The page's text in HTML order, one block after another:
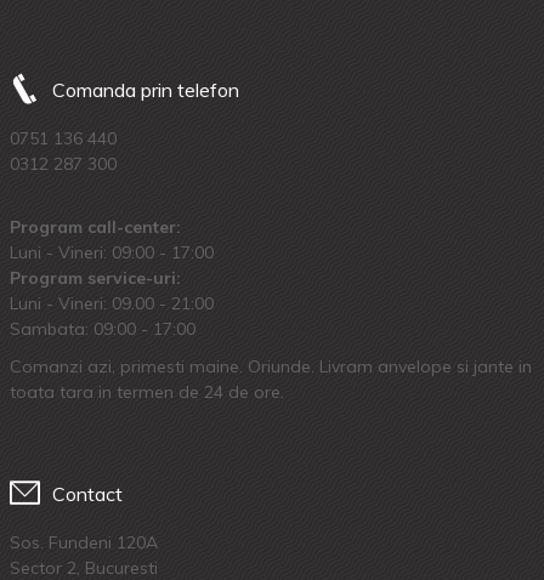
Comanda prin telefon
0751 136 440
0312 287 300
Program call-center:
Luni - Vineri: 09:00 - 17:00
Program service-uri:
Luni - Vineri: 09.00 - 21:00
Sambata: 09:00 - 17:00
Comanzi azi, primesti maine. Oriunde. Livram anvelope si jante in
toata tara in termen de 24 de ore.
Contact
Sos. Fundeni 120A
Sector 2, Bucuresti